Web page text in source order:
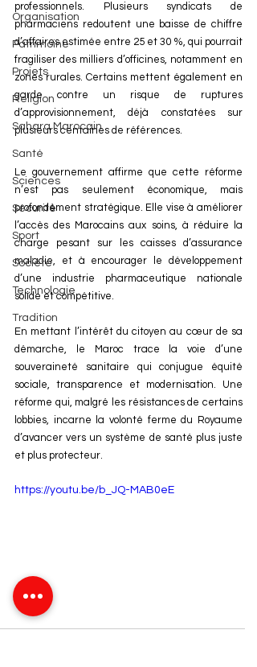
Organisation
Patrimoine
Projets
Religion
Sahara Marocain
Santé
Sciences
Sécurité
Sport
Société
Technologie
Tradition
professionnels. Plusieurs syndicats de
pharmaciens redoutent une baisse de chiffre
d’affaires estimée entre 25 et 30 %, qui pourrait
fragiliser des milliers d’officines, notamment en
zones rurales. Certains mettent également en
garde contre un risque de ruptures
d’approvisionnement, déjà constatées sur
plusieurs centaines de références.
Le gouvernement affirme que cette réforme
n’est pas seulement économique, mais
profondément stratégique. Elle vise à améliorer
l’accès des Marocains aux soins, à réduire la
charge pesant sur les caisses d’assurance
maladie, et à encourager le développement
d’une industrie pharmaceutique nationale
solide et compétitive.
En mettant l’intérêt du citoyen au cœur de sa
démarche, le Maroc trace la voie d’une
souveraineté sanitaire qui conjugue équité
sociale, transparence et modernisation. Une
réforme qui, malgré les résistances de certains
lobbies, incarne la volonté ferme du Royaume
d’avancer vers un système de santé plus juste
et plus protecteur.
https://youtu.be/b_JQ-MAB0eE